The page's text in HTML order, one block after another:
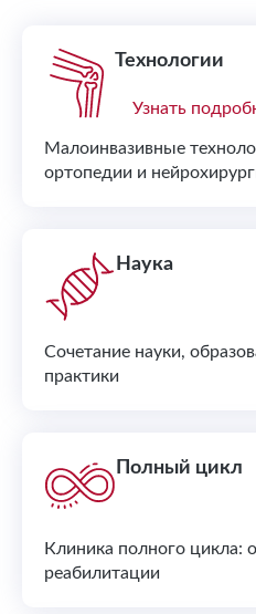
Технологии
Малоинвазивные
ортопедии и
Узнать
Наука
Сочетание науки,
практики
Полный цикл
Клиника полного цикла:
реабилитации